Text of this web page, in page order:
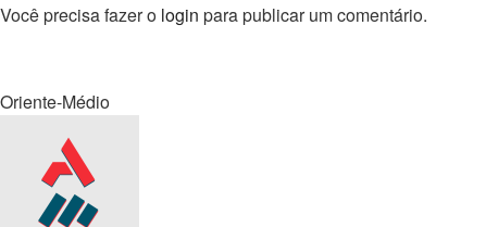
Você precisa fazer o login para publicar um comentário.
Oriente-Médio